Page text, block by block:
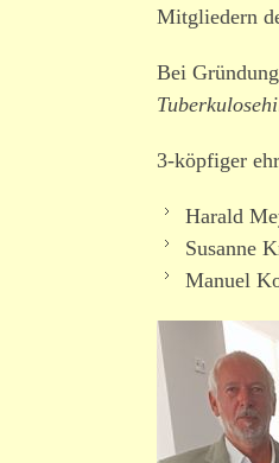
Mitgliedern
Bei
3-köpfiger
Harald
Susanne
Manuel